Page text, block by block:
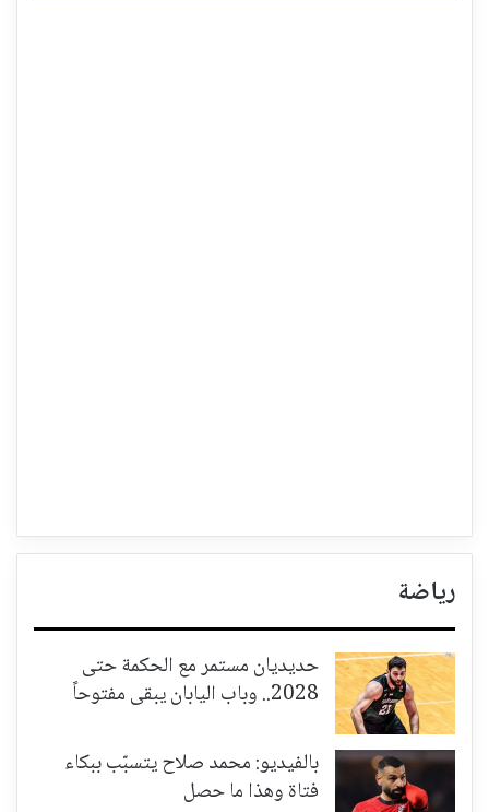
رياضة
حديديان مستمر مع الحكمة حتى
2028.. وباب اليابان يبقى مفتوحاً
بالفيديو: محمد صلاح يتسبّب ببكاء
فتاة وهذا ما حصل